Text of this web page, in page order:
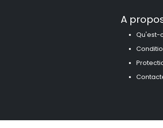
A
Qu'est-